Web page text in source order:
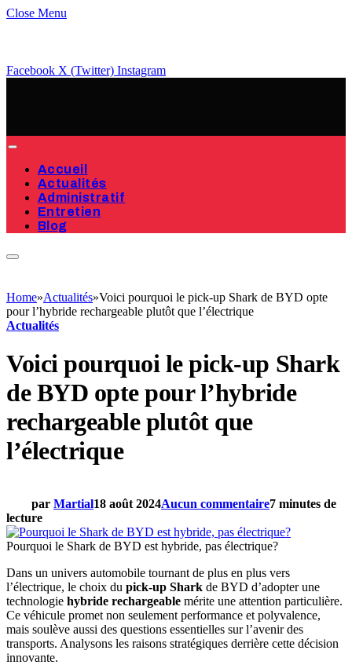
Close Menu
Facebook X (Twitter) Instagram
Accueil
Actualités
Administratif
Entretien
Blog
Home»Actualités»Voici pourquoi le pick-up Shark de BYD opte
pour l’hybride rechargeable plutôt que l’électrique
Actualités
Voici pourquoi le pick-up Shark
de BYD opte pour l’hybride
rechargeable plutôt que
l’électrique
par Martial18 août 2024Aucun commentaire7 minutes de
lecture
Pourquoi le Shark de BYD est hybride, pas électrique?
Dans un univers automobile tournant de plus en plus vers
l’électrique, le choix du pick-up Shark de BYD d’adopter une
technologie hybride rechargeable mérite une attention particulière.
Ce véhicule promet non seulement performance et polyvalence,
mais soulève aussi des questions essentielles sur l’avenir des
transports. Analysons les raisons stratégiques derrière cette décision
innovante.